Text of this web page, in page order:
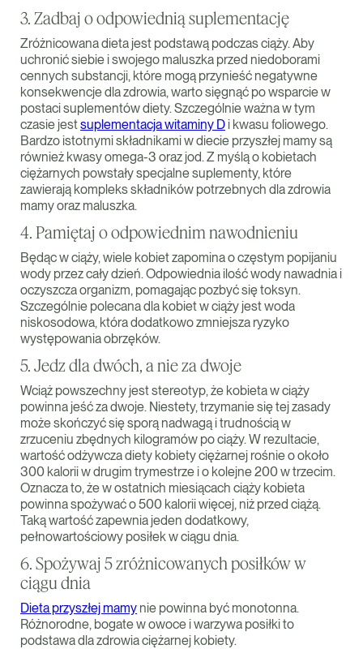
3. Zadbaj o odpowiednią suplementację
Zróżnicowana dieta jest podstawą podczas ciąży. Aby
uchronić siebie i swojego maluszka przed niedoborami
cennych substancji, które mogą przynieść negatywne
konsekwencje dla zdrowia, warto sięgnąć po wsparcie w
postaci suplementów diety. Szczególnie ważna w tym
czasie jestsuplementacja witaminy Di kwasu foliowego.
Bardzo istotnymi składnikami w diecie przyszłej mamy są
również kwasy omega-3 oraz jod. Z myślą o kobietach
ciężarnych powstały specjalne suplementy, które
zawierają kompleks składników potrzebnych dla zdrowia
mamy oraz maluszka.
4. Pamiętaj o odpowiednim nawodnieniu
Będąc w ciąży, wiele kobiet zapomina o częstym popijaniu
wody przez cały dzień. Odpowiednia ilość wody nawadnia i
oczyszcza organizm, pomagając pozbyć się toksyn.
Szczególnie polecana dla kobiet w ciąży jest woda
niskosodowa, która dodatkowo zmniejsza ryzyko
występowania obrzęków.
5. Jedz dla dwóch, a nie za dwoje
Wciąż powszechny jest stereotyp, że kobieta w ciąży
powinna jeść za dwoje. Niestety, trzymanie się tej zasady
może skończyć się sporą nadwagą i trudnością w
zrzuceniu zbędnych kilogramów po ciąży. W rezultacie,
wartość odżywcza diety kobiety ciężarnej rośnie o około
300 kalorii w drugim trymestrze i o kolejne 200 w trzecim.
Oznacza to, że w ostatnich miesiącach ciąży kobieta
powinna spożywać o 500 kalorii więcej, niż przed ciążą.
Taką wartość zapewnia jeden dodatkowy,
pełnowartościowy posiłek w ciągu dnia.
6. Spożywaj 5 zróżnicowanych posiłków w
ciągu dnia
Dieta przyszłej mamy nie powinna być monotonna.
Różnorodne, bogate w owoce i warzywa posiłki to
podstawa dla zdrowia ciężarnej kobiety.